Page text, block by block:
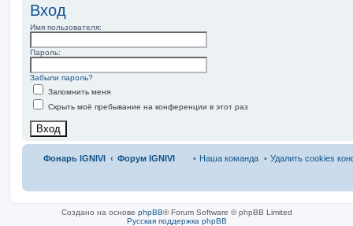
Вход
Имя пользователя:
Пароль:
Забыли пароль?
Запомнить меня
Скрыть моё пребывание на конференции в этот раз
Фонарь IGNIVI Форум IGNIVI Удалить cookies
Наша команда
Создано на основе phpBB® Forum Software © phpBB Limited
Русская поддержка phpBB